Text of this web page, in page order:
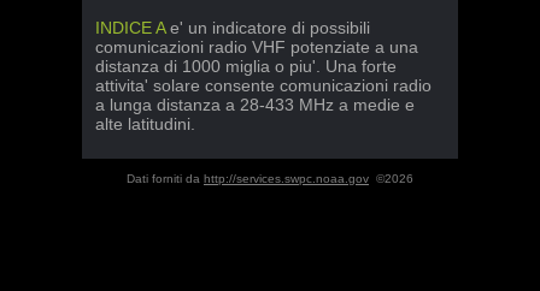
INDICE Ae' un indicatore di possibili
comunicazioni radio VHF potenziate a una
distanza di 1000 miglia o piu'. Una forte
attivita' solare consente comunicazioni radio
a lunga distanza a 28-433 MHz a medie e
alte latitudini.
Dati forniti da http://services.swpc.noaa.gov ©2026